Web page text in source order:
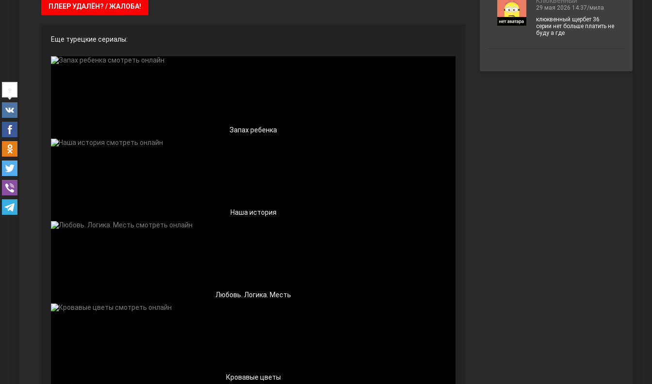
Ты назови
Запретный плод
ПЛЕЕР УДАЛЁН? / ЖАЛОБА!
Еще турецкие сериалы:
Запах ребенка
Наша история
Любовь. Логика. Месть
Кровавые цветы
29 мая 2026 14:37/мила
клюквенный щербет 36
серии нет больше платить не
буду а где